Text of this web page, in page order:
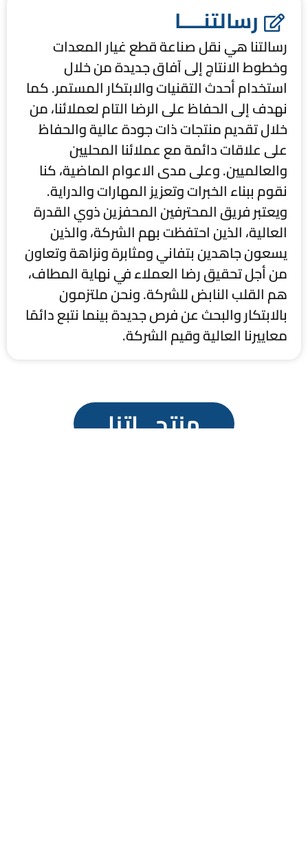
رسالتنــــا
رسالتنا هي نقل صناعة قطع غيار المعدات
وخطوط الانتاج إلى آفاق جديدة من خلال
استخدام أحدث التقنيات والابتكار المستمر. كما
نهدف إلى الحفاظ على الرضا التام لعملائنا، من
خلال تقديم منتجات ذات جودة عالية والحفاظ
على علاقات دائمة مع عملائنا المحليين
والعالميين. وعلى مدى الاعوام الماضية، كنا
نقوم ببناء الخبرات وتعزيز المهارات والدراية.
ويعتبر فريق المحترفين المحفزين ذوي القدرة
العالية، الذين احتفظت بهم الشركة، والذين
يسعون جاهدين بتفاني ومثابرة ونزاهة وتعاون
من أجل تحقيق رضا العملاء في نهاية المطاف،
هم القلب النابض للشركة. ونحن ملتزمون
بالابتكار والبحث عن فرص جديدة بينما نتبع دائمًا
معاييرنا العالية وقيم الشركة.
منتجـــاتنا